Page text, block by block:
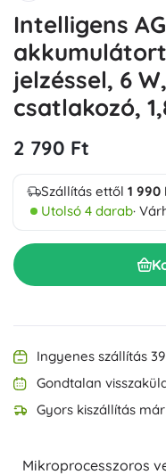
Intelligens
jelzéssel, 6
csatlakozó,
2 790 Ft
Szállítás ettől 1 990
Utolsó 4 darab·
Ingyenes szállítás
Gondtalan
Gyors kiszállítás
Mikroprocesszoros